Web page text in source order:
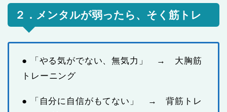
２．メンタルが弱ったら、そく筋トレ
● 「やる気がでない、無気力」 → 大胸筋
トレーニング
● 「自分に自信がもてない」 → 背筋トレ